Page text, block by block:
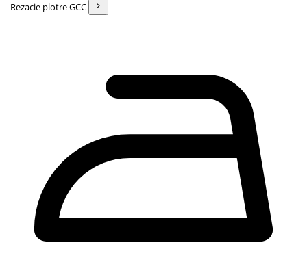
Rezacie plotre GCC